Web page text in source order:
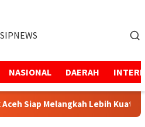
NASIONAL DAERAH
Melangkah Lebih Kuat